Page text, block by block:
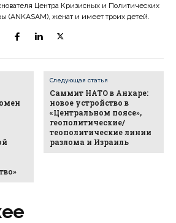
Центра Кризисных и Политических
(ANKASAM), женат и имеет троих детей.
Следующая статья
Саммит НАТО в Анкаре:
новое устройство в
«Центральном поясе»,
геополитические/
теополитические линии
разлома и Израиль